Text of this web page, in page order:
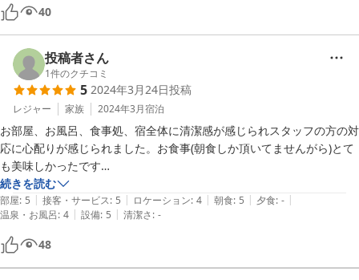
40
投稿者さん
1件のクチコミ
5 2024年3月24日投稿
レジャー 家族 2024年3月宿泊
お部屋、お風呂、食事処、宿全体に清潔感が感じられスタッフの方の対
応に心配りが感じられました。お食事(朝食しか頂いてませんがら)とて
も美味しかったです
機会があったら又是非利用したいです
続きを読む
部屋: 5 | 接客・サービス: 5 | ロケーション: 4 | 朝食: 5 | 夕食: - |
温泉・お風呂: 4 | 設備: 5 | 清潔さ: -
48